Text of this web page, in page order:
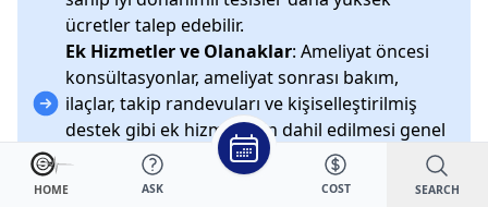
ücretler talep edebilir.
Ek Hizmetler ve Olanaklar: Ameliyat öncesi
konsültasyonlar, ameliyat sonrası bakım,
ilaçlar, takip randevuları ve kişiselleştirilmiş
destek gibi ek hizmetlerin dahil edilmesi genel
maliyeti etkileyebilir.
HOME ASK COST SEARCH